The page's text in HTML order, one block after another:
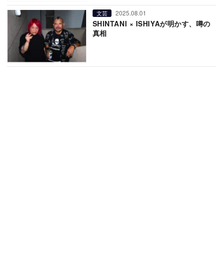
文芸 2025.08.01
SHINTANI × ISHIYAが明かす、噂の
真相